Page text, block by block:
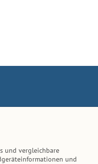
und vergleichbare
und